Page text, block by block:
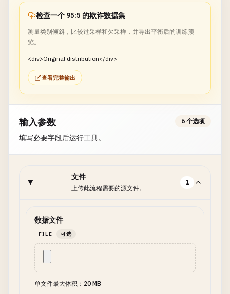
检查一个 95:5 的欺诈数据集
测量类别倾斜，比较过采样和欠采样，并导出平衡后的训练预
览。
<div>Original distribution</div>
查看完整输出
输入参数
填写必要字段后运行工具。
6 个选项
文件
上传此流程需要的源文件。
1
数据文件
FILE 可选
单文件最大体积：20 MB